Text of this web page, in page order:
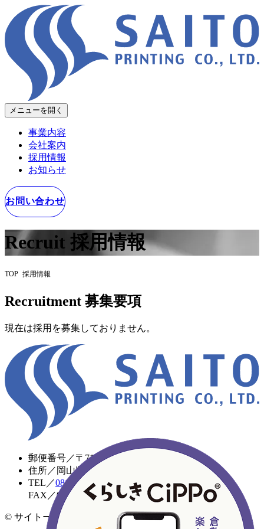
メニューを開く
事業内容
会社案内
採用情報
お知らせ
お問い合わせ
Recruit 採用情報
TOP 採用情報
Recruitment 募集要項
現在は採用を募集しておりません。
郵便番号／〒710-0804
住所／ 岡山県倉敷市西阿知町新田405
TEL／086-465-2238
FAX／086-465-2247
© サイトー印刷株式会社. All Rights Reserved.